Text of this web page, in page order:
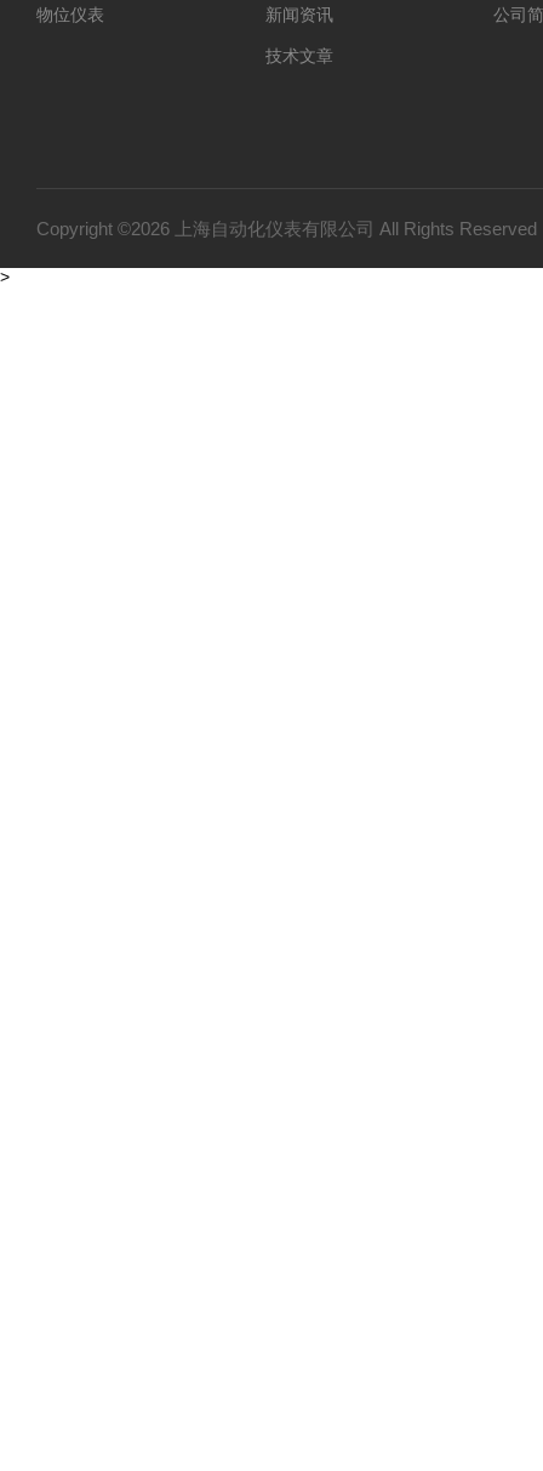
物位仪表 新闻资讯
技术文章
公司
Copyright ©2026 上海自动化仪表有限公司 All Rights
>